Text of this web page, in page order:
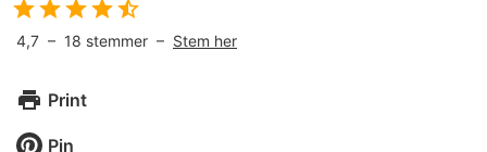
4,7 – 18 stemmer – Stem her
Print
Pin